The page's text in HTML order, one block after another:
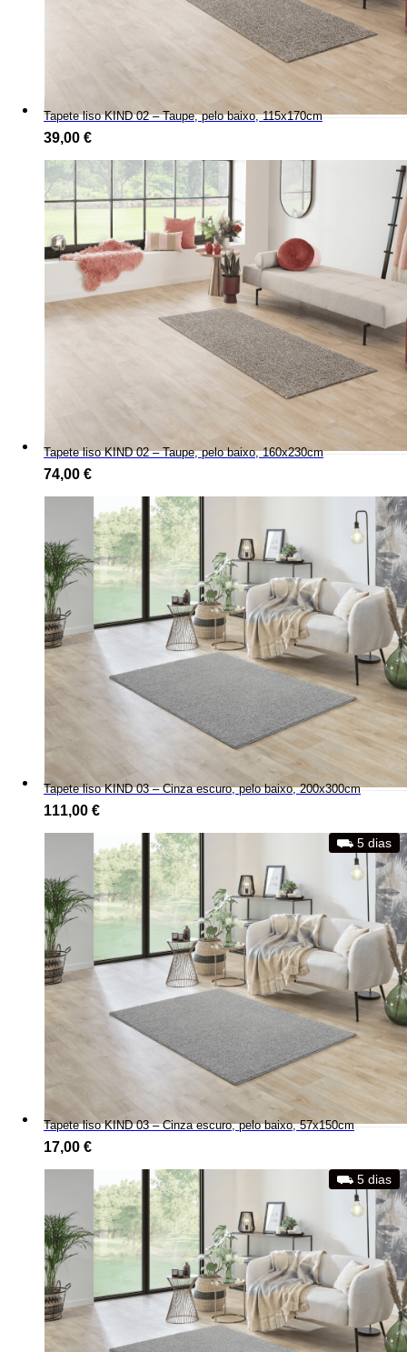
Tapete liso KIND 02 – Taupe, pelo baixo, 115x170cm
39,00 €
Tapete liso KIND 02 – Taupe, pelo baixo, 160x230cm
74,00 €
Tapete liso KIND 03 – Cinza escuro, pelo baixo, 200x300cm
111,00 €
⛟ 5 dias
Tapete liso KIND 03 – Cinza escuro, pelo baixo, 57x150cm
17,00 €
⛟ 5 dias